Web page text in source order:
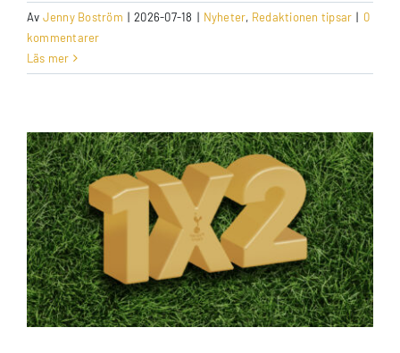
Av Jenny Boström | 2026-07-18 | Nyheter, Redaktionen tipsar | 0
kommentarer
Läs mer